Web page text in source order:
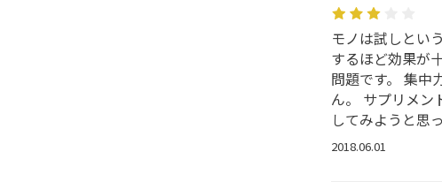
モノは試しとい
するほど効果が
問題です。 集中
ん。 サプリメン
してみようと思
2018.06.01